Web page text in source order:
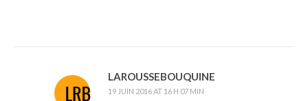
LAROUSSEBOUQUINE
19 JUIN 2016 AT 16 H 07 MIN